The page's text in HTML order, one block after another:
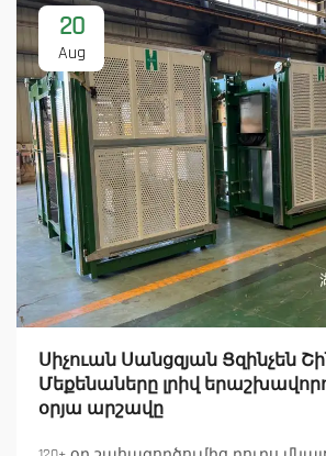
20
Aug
Սիչուան Սանցզյան Ցզինչեն
Մեքենաները լրիվ
օրյա արշավը